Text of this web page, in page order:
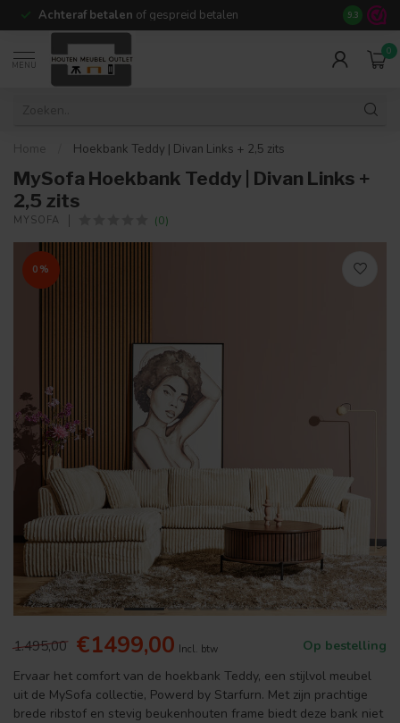
Achteraf betalen of gespreid betalen 14 dagen
9.3
MENU
0
Home Hoekbank Teddy | Divan Links + 2,5 zits
MySofa Hoekbank Teddy | Divan Links +
2,5 zits
MYSOFA (0)
0%
1.495,00 €1499,00 Incl. btw
Op bestelling
Ervaar het comfort van de hoekbank Teddy, een stijlvol meubel
uit de MySofa collectie, Powerd by Starfurn. Met zijn prachtige
brede ribstof en stevig beukenhouten frame biedt deze bank niet